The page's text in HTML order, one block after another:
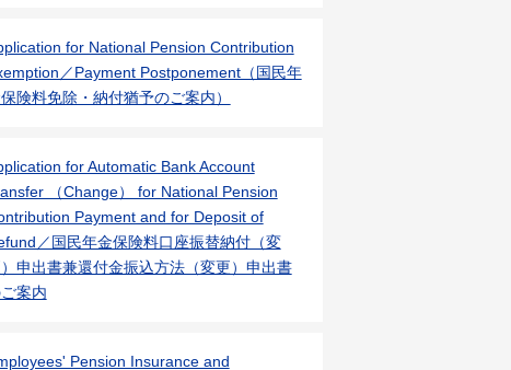
for National Pension Contribution
／Payment Postponement（国民年
険料免除・納付猶予のご案内）
for Automatic Bank Account
（Change） for National Pension
Payment and for Deposit of
／国民年金保険料口座振替納付（変
申出書兼還付金振込方法（変更）申出書
案内
Pension Insurance and